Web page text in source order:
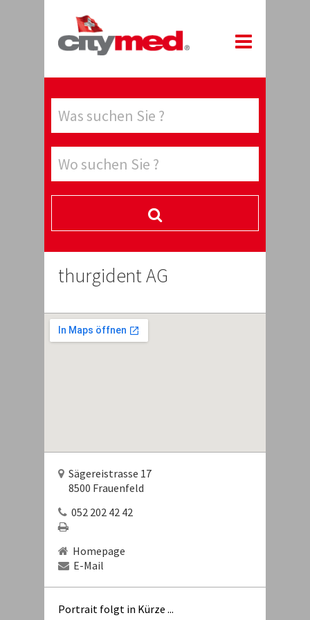
thurgident AG
Sägereistrasse 17
8500 Frauenfeld
052 202 42 42
Homepage
E-Mail
Portrait folgt in Kürze ...